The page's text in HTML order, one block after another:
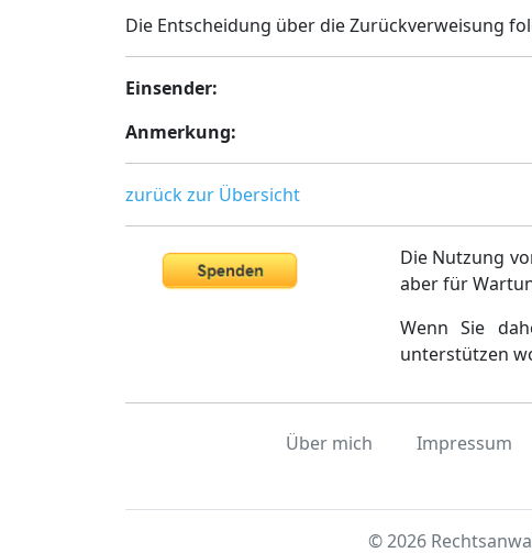
Die Entscheidung über die Zurückverweisung
Einsender:
Anmerkung:
zurück zur Übersicht
Die Nutzung
aber für
Wenn Sie
unterstützen
Über mich Impressum
© 2026